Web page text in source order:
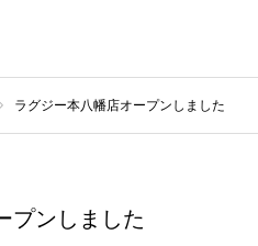
ラグジー本八幡店オープンしました
プンしました